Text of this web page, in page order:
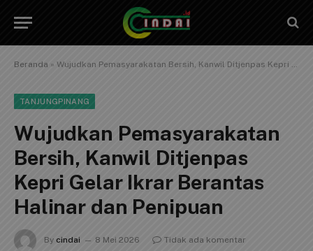
Beranda » Wujudkan Pemasyarakatan Bersih, Kanwil Ditjenpas Kepri Gelar Ikrar Berantas Halinar dan Penipuan
TANJUNGPINANG
Wujudkan Pemasyarakatan
Bersih, Kanwil Ditjenpas
Kepri Gelar Ikrar Berantas
Halinar dan Penipuan
By cindai 8 Mei 2026
Tidak ada komentar